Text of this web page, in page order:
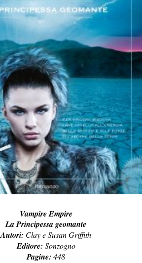
Vampire Empire
La Principessa geomante
Autori: Clay e Susan Griffith
Editore: Sonzogno
Pagine: 448